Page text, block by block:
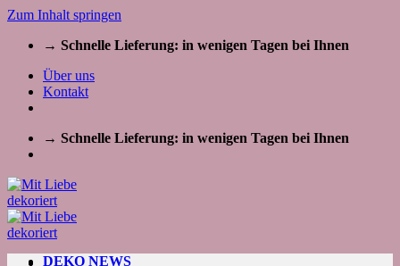
Zum Inhalt springen
→ Schnelle Lieferung: in wenigen Tagen bei Ihnen
Über uns
Kontakt
→ Schnelle Lieferung: in wenigen Tagen bei Ihnen
DEKO NEWS